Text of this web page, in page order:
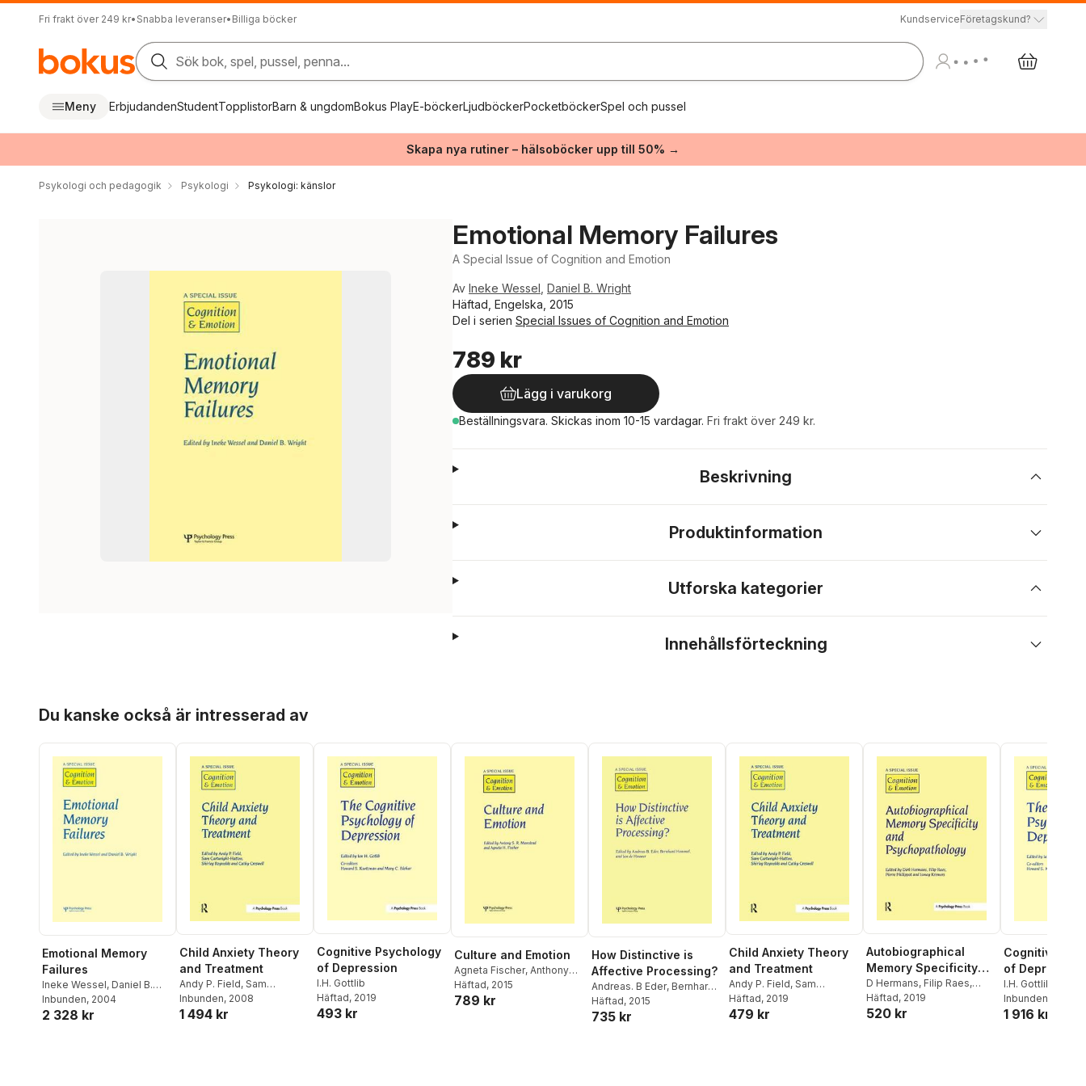
Fri frakt över 249 kr• Snabba leveranser• Billiga böcker KundserviceFöretagskund?
Sök bok, spel, pussel, penna...
Meny ErbjudandenStudentTopplistorBarn & ungdomBokus PlayE-böckerLjudböckerPocketböckerSpel och pussel
Skapa nya rutiner – hälsoböcker upp till 50% →
Psykologi och pedagogik Psykologi Psykologi: känslor
Emotional Memory Failures
A Special Issue of Cognition and Emotion
Av Ineke Wessel Daniel B. Wright
Häftad, Engelska, 2015
Del i serien Special Issues of Cognition and Emotion
789 kr
Lägg i varukorg
Beställningsvara. Skickas inom 10-15 vardagar. Fri frakt över 249 kr.
Beskrivning
Produktinformation
Utforska kategorier
Innehållsförteckning
Du kanske också är intresserad av
Emotional Memory
Failures
Ineke Wessel, Daniel B.
Wright
Inbunden, 2004
2 328 kr
Child Anxiety Theory
and Treatment
Andy P. Field, Sam
Cartwright-Hatton
Inbunden, 2008
1 494 kr
Cognitive Psychology
of Depression
I.H. Gottlib
Häftad, 2019
493 kr
Culture and Emotion
Agneta Fischer, Anthony
Manstead
Häftad, 2015
789 kr
How Distinctive is
Affective Processing?
Andreas. B Eder, Bernhard
Hommel,Jan De Houwer
Häftad, 2015
735 kr
Child Anxiety Theory
and Treatment
Andy P. Field, Sam
Cartwright-Hatton
Häftad, 2019
479 kr
Autobiographical
Memory Specificity
and Psychopathology
D Hermans, Filip Raes,
Pierre Philipott
Kremers
Häftad, 2019
520 kr
Cognitive
of Depression
I.H. Gottlib
Inbunden
1 916 kr